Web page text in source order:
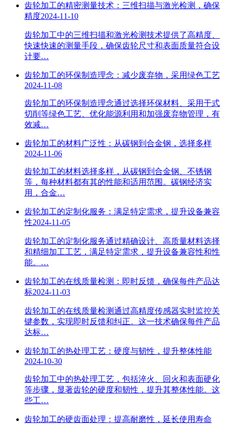
齿轮加工的精密测量技术：三维扫描与激光检测，确保
精度2024-11-10
齿轮加工中的三维扫描和激光检测技术提供了高精度、
快速快速的测量手段，确保齿轮尺寸和表面质量符合设
计要…
齿轮加工的环保制造理念：减少废弃物，采用绿色工艺
2024-11-08
齿轮加工的环保制造理念通过选择环保材料、采用干式
切削等绿色工艺、优化能源利用和加强废弃物管理，有
效减…
齿轮加工的材料广泛性：从碳钢到合金钢，选择多样
2024-11-06
齿轮加工的材料选择多样，从碳钢到合金钢、不锈钢
等，每种材料都有其的性能和适用范围。碳钢经济实
用，合金…
齿轮加工的定制化服务：满足特定需求，提升设备兼容
性2024-11-05
齿轮加工的定制化服务通过精确设计、高质量材料选择
和精细加工工艺，满足特定需求，提升设备兼容性和性
能。…
齿轮加工的在线质量检测：即时反馈，确保每件产品达
标2024-11-03
齿轮加工的在线质量检测通过高精度传感器实时监控关
键参数，实现即时反馈和纠正。这一技术确保每件产品
达标…
齿轮加工的热处理工艺：硬度与韧性，提升整体性能
2024-10-30
齿轮加工中的热处理工艺，包括淬火、回火和表面硬化
等步骤，显著齿轮的硬度和韧性，提升其整体性能。这
些工…
齿轮加工的硬齿面处理：提高耐磨性，延长使用寿命